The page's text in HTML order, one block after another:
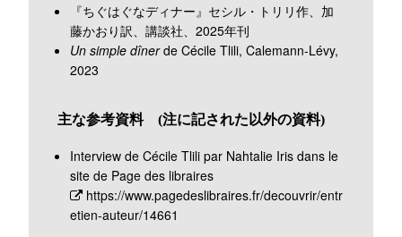
『ちぐはぐなディナー』セシル・トリリ作、加
藤かおり訳、講談社、2025年刊
Un simple dînerde Cécile Tlili, Calemann-Lévy,
2023
主な参考資料 (注に記された以外の資料)
Interview de Cécile Tlili par Nahtalie Iris dans le
site de Page des libraires
https://www.pagedeslibraires.fr/decouvrir/entr
etien-auteur/14661